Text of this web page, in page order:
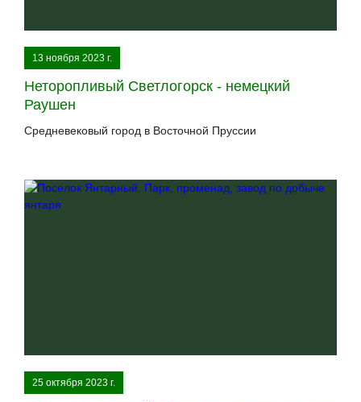
13 ноября 2023 г.
Неторопливый Светлогорск - немецкий
Раушен
Средневековый город в Восточной Пруссии
25 октября 2023 г.